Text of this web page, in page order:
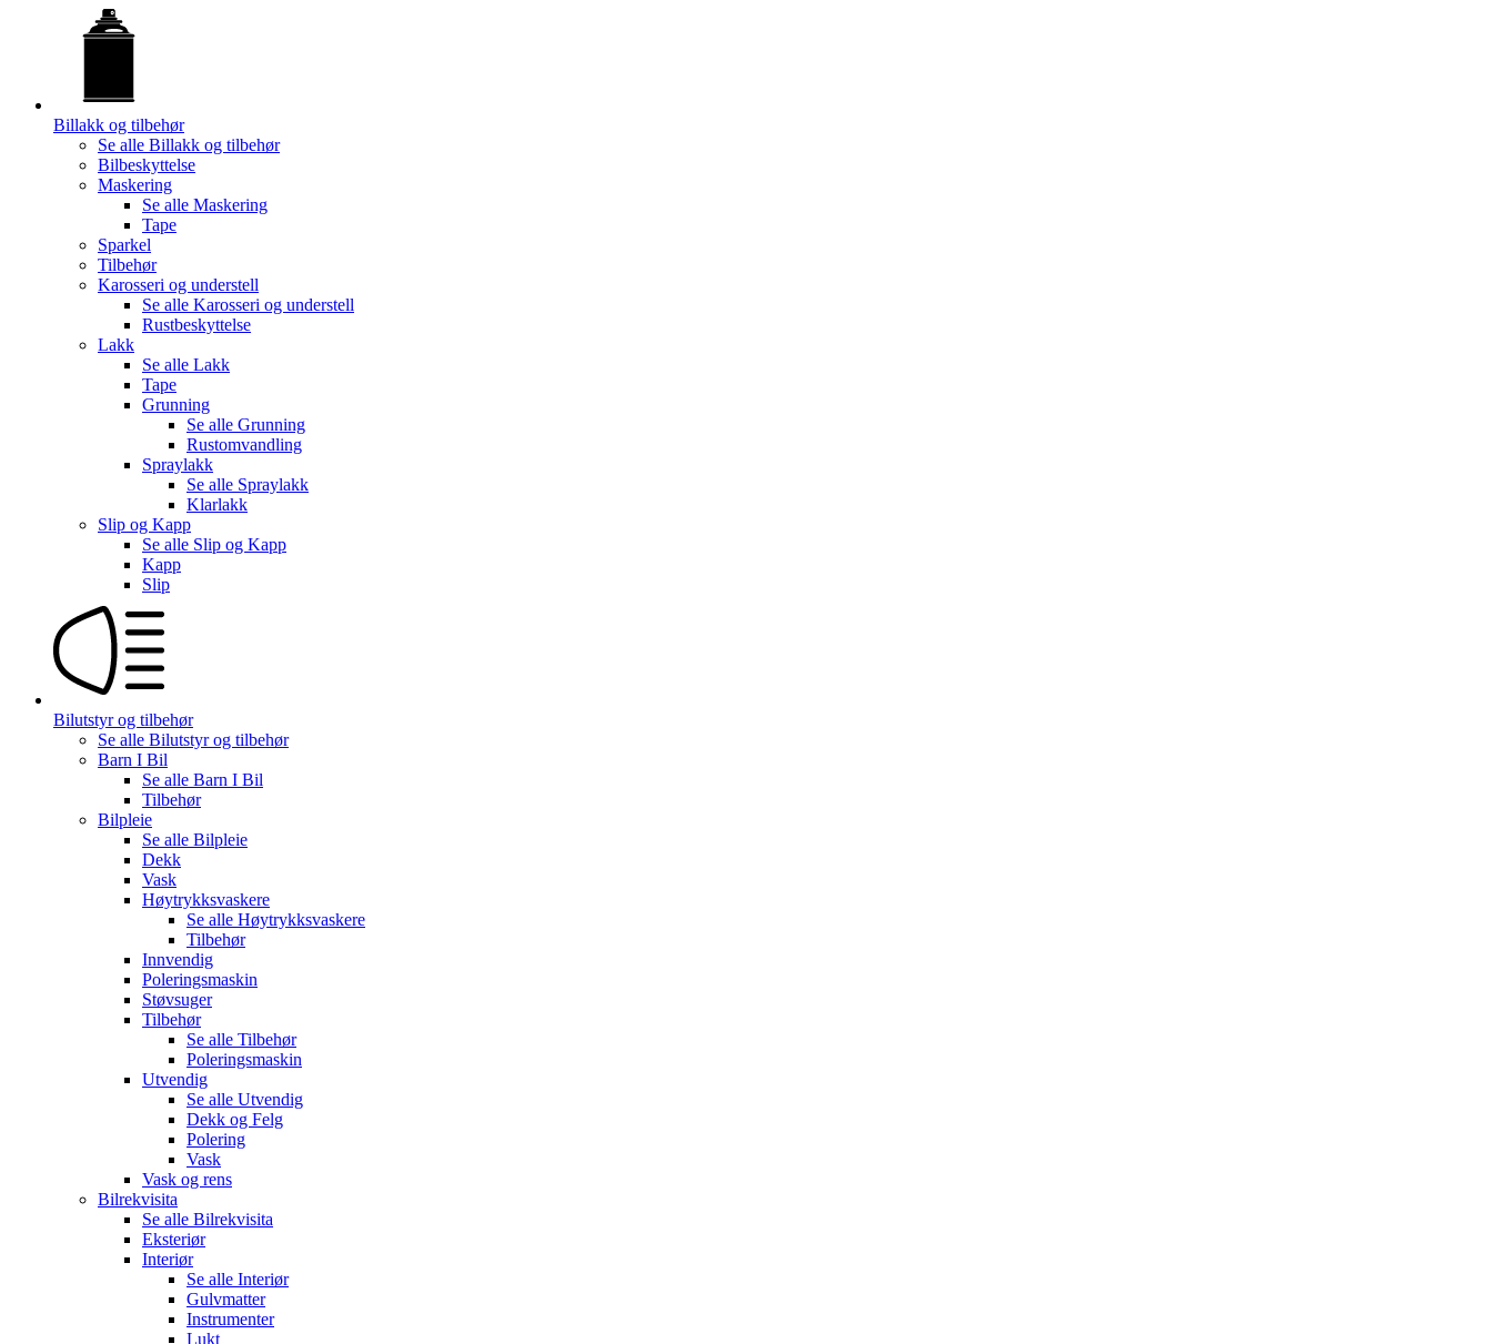
Billakk og tilbehør
Se alle Billakk og tilbehør
Bilbeskyttelse
Maskering
Se alle Maskering
Tape
Sparkel
Tilbehør
Karosseri og understell
Se alle Karosseri og understell
Rustbeskyttelse
Lakk
Se alle Lakk
Tape
Grunning
Se alle Grunning
Rustomvandling
Spraylakk
Se alle Spraylakk
Klarlakk
Slip og Kapp
Se alle Slip og Kapp
Kapp
Slip
Bilutstyr og tilbehør
Se alle Bilutstyr og tilbehør
Barn I Bil
Se alle Barn I Bil
Tilbehør
Bilpleie
Se alle Bilpleie
Dekk
Vask
Høytrykksvaskere
Se alle Høytrykksvaskere
Tilbehør
Innvendig
Poleringsmaskin
Støvsuger
Tilbehør
Se alle Tilbehør
Poleringsmaskin
Utvendig
Se alle Utvendig
Dekk og Felg
Polering
Vask
Vask og rens
Bilrekvisita
Se alle Bilrekvisita
Eksteriør
Interiør
Se alle Interiør
Gulvmatter
Instrumenter
Lukt